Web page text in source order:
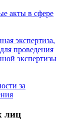
акты в сфере
экспертиза,
проведения
экспертизы
за
лиц